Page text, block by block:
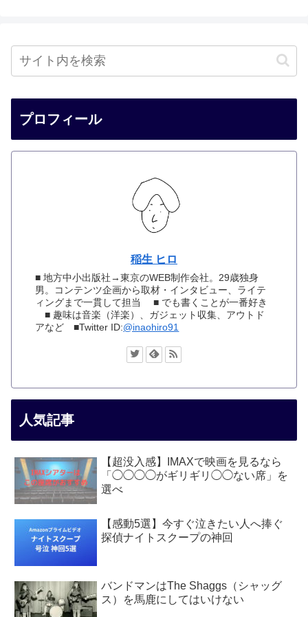
プロフィール
稲生 ヒロ
■ 地方中小出版社→東京のWEB制作会社。29歳独身
男。コンテンツ企画から取材・インタビュー、ライテ
ィングまで一貫して担当 ■ でも書くことが一番好き
■ 趣味は音楽（洋楽）、ガジェット収集、アウトド
アなど ■Twitter ID:@inaohiro91
人気記事
【超没入感】IMAXで映画を見るなら
「◯◯◯◯がギリギリ◯◯ない席」を
選べ
【感動5選】今すぐ泣きたい人へ捧ぐ
探偵ナイトスクープの神回
バンドマンはThe Shaggs（シャッグ
ス）を馬鹿にしてはいけない